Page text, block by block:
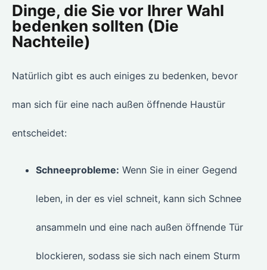
Dinge, die Sie vor Ihrer Wahl
bedenken sollten (Die
Nachteile)
Natürlich gibt es auch einiges zu bedenken, bevor
man sich für eine nach außen öffnende Haustür
entscheidet:
Schneeprobleme: Wenn Sie in einer Gegend
leben, in der es viel schneit, kann sich Schnee
ansammeln und eine nach außen öffnende Tür
blockieren, sodass sie sich nach einem Sturm